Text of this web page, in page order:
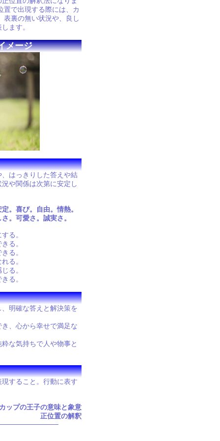
置で出現する際には、カ
表裏の無い状況や、良し
ます。
メージ
はっきりした答えや結
や関係は次第に安定し
。喜び。自由。情熱。
。可愛さ。誠実さ。
る。
る。
る。
る。
る。
る。
明確な答えと解決策を
、心から幸せで満足な
な気持ちで人や物事と
すること。行動に表す
ップの王子の意味と象意
正位置の解釈